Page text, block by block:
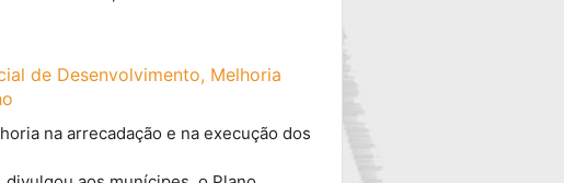
de Desenvolvimento, Melhoria
na arrecadação e na execução dos